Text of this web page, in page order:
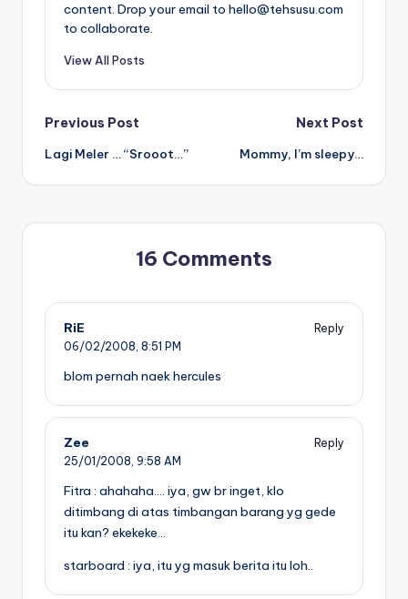
content. Drop your email to hello@tehsusu.com
to collaborate.
View All Posts
Post
navigation
Previous Post
Lagi Meler … “Srooot…”
Next Post
Mommy, I’m sleepy…
16 Comments
RiE
Reply
06/02/2008, 8:51 PM
blom pernah naek hercules
Zee
Reply
25/01/2008, 9:58 AM
Fitra : ahahaha…. iya, gw br inget, klo
ditimbang di atas timbangan barang yg gede
itu kan? ekekeke…
starboard : iya, itu yg masuk berita itu loh..